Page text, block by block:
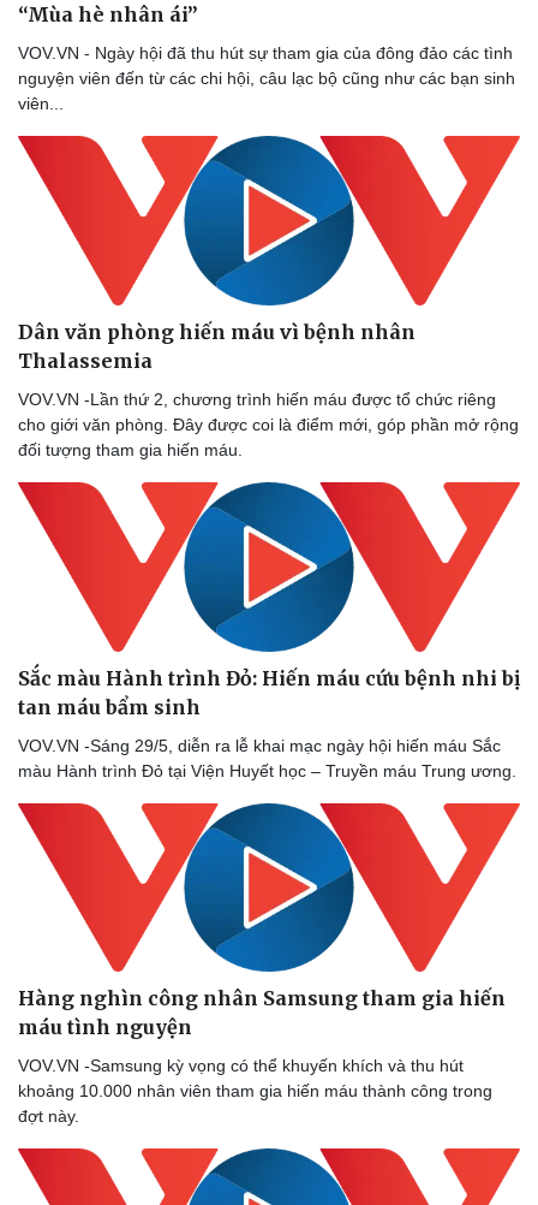
Lịch thi đấu bóng đá
Thế giới thể thao
eSports
Hậu trường
Ô tô - Xe máy
Xe máy
“Mùa hè nhân ái”
VOV.VN - Ngày hội đã thu hút sự tham gia của đông đảo các tình
nguyện viên đến từ các chi hội, câu lạc bộ cũng như các bạn sinh
viên...
Dân văn phòng hiến máu vì bệnh nhân
Thalassemia
VOV.VN -Lần thứ 2, chương trình hiến máu được tổ chức riêng
cho giới văn phòng. Đây được coi là điểm mới, góp phần mở rộng
đối tượng tham gia hiến máu.
Sắc màu Hành trình Đỏ: Hiến máu cứu bệnh nhi bị
tan máu bẩm sinh
VOV.VN -Sáng 29/5, diễn ra lễ khai mạc ngày hội hiến máu Sắc
màu Hành trình Đỏ tại Viện Huyết học – Truyền máu Trung ương.
Hàng nghìn công nhân Samsung tham gia hiến
máu tình nguyện
VOV.VN -Samsung kỳ vọng có thể khuyến khích và thu hút
khoảng 10.000 nhân viên tham gia hiến máu thành công trong
đợt này.